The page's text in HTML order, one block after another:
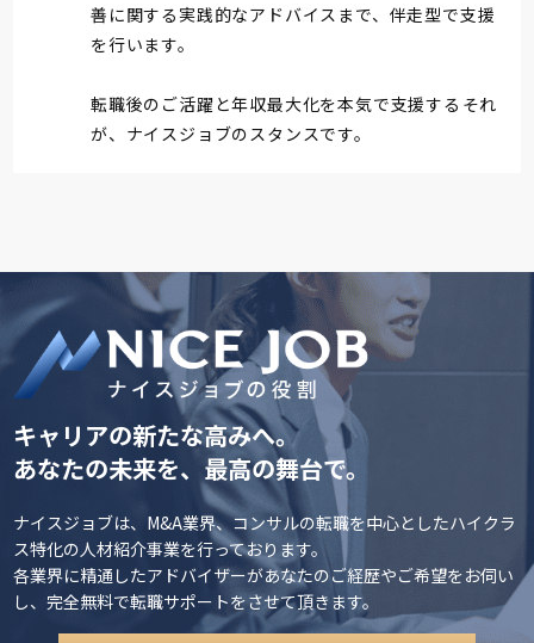
善に関する実践的なアドバイスまで、伴走型で支援
を行います。
転職後のご活躍と年収最大化を本気で支援する――それ
が、ナイスジョブのスタンスです。
キャリアの新たな高みへ。
あなたの未来を、最高の舞台で。
ナイスジョブは、M&A業界、コンサルの転職を中心としたハイクラ
ス特化の人材紹介事業を行っております。
各業界に精通したアドバイザーがあなたのご経歴やご希望をお伺い
し、完全無料で転職サポートをさせて頂きます。